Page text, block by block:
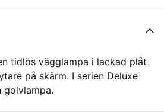
tidlös vägglampa i lackad plåt
på skärm. I serien Deluxe
golvlampa.